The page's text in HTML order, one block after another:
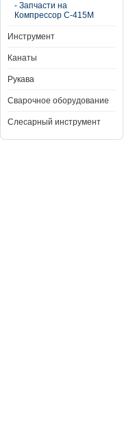
- Запчасти на
Компрессор С-415М
Инструмент
Канаты
Рукава
Сварочное оборудование
Слесарный инструмент